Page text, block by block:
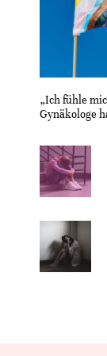
„Ich fühle
Gynäkologe